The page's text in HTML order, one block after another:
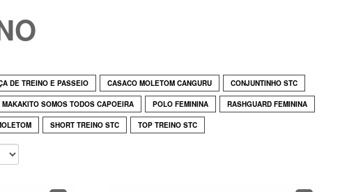
DE TREINO E PASSEIO CASACO MOLETOM CANGURU CONJUNTINHO STC
MAKAKITO SOMOS TODOS CAPOEIRA POLO FEMININA RASHGUARD FEMININA
SHORT TREINO STC TOP TREINO STC